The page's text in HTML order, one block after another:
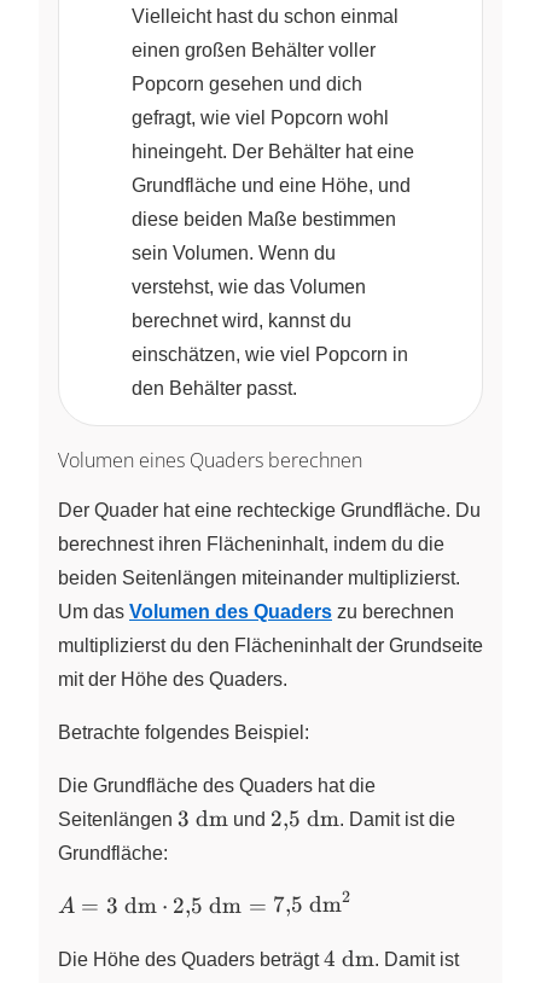
Vielleicht hast du schon einmal
einen großen Behälter voller
Popcorn gesehen und dich
gefragt, wie viel Popcorn wohl
hineingeht. Der Behälter hat eine
Grundfläche und eine Höhe, und
diese beiden Maße bestimmen
sein Volumen. Wenn du
verstehst, wie das Volumen
berechnet wird, kannst du
einschätzen, wie viel Popcorn in
den Behälter passt.
Volumen eines Quaders berechnen
Der Quader hat eine rechteckige Grundfläche. Du
berechnest ihren Flächeninhalt, indem du die
beiden Seitenlängen miteinander multiplizierst.
Um das Volumen des Quaders zu berechnen
multiplizierst du den Flächeninhalt der Grundseite
mit der Höhe des Quaders.
Betrachte folgendes Beispiel:
Die Grundfläche des Quaders hat die
Seitenlängen 3~\text{dm}
3 dm und 2{,}5~\text{dm}
2,5 dm. Damit ist die
Grundfläche:
A = 3~\text{dm}
2{,}5~\text{dm} =
A = 3 dm ⋅ 2,5 dm = 7,5 dm2
Die Höhe des Quaders beträgt4~\text{dm}
4 dm. Damit ist